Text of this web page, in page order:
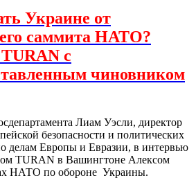
Украине от
саммита НАТО?
с
чиновником
Лиам Уэсли, директор
безопасности и политических
делам Европы и Евразии, в интервью
TURAN в Вашингтоне Алексом
НАТО по обороне Украины.